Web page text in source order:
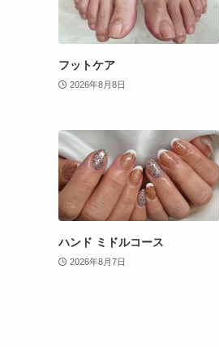
フットケア
2026年8月8日
ハンド ミドルコース
2026年8月7日